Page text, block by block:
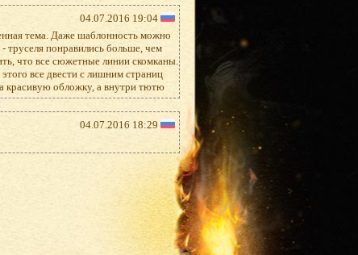
04.07.2016 19:04
тема. Даже шаблонность можно
труселя понравились больше, чем
что все сюжетные линии скомканы.
все двести с лишним страниц
красивую обложку, а внутри тютю
04.07.2016 18:29